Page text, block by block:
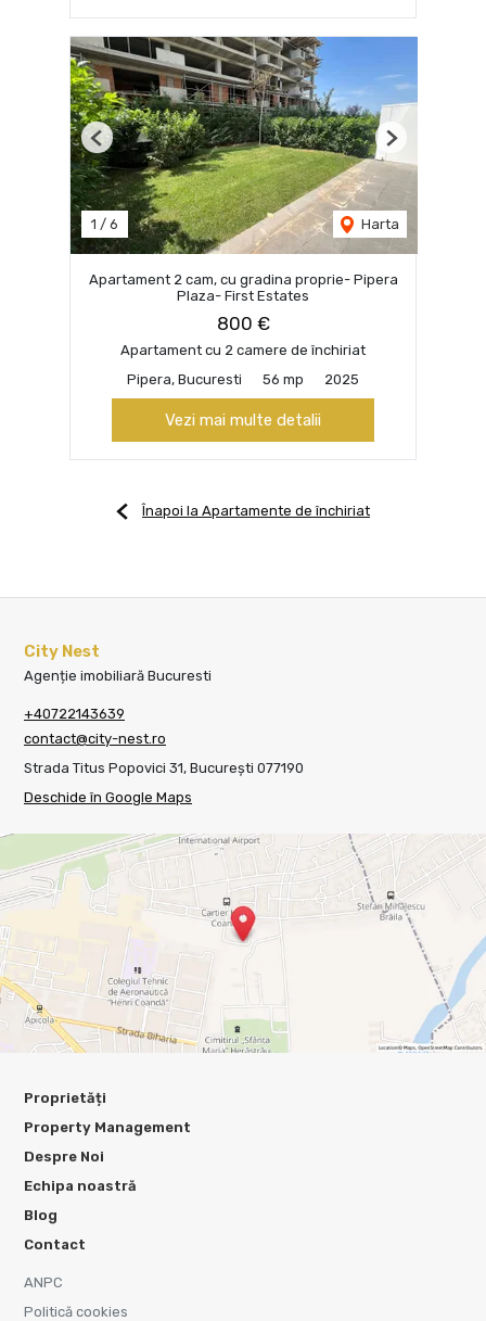
1 / 6 Harta
Previous Next
Apartament 2 cam, cu gradina proprie- Pipera
Plaza- First Estates
800 €
Apartament cu 2 camere de închiriat
Pipera, Bucuresti
56 mp 2025
Vezi mai multe detalii
Înapoi la Apartamente de închiriat
City Nest
Agenție imobiliară Bucuresti
+40722143639
contact@city-nest.ro
Strada Titus Popovici 31, București 077190
Deschide în Google Maps
Proprietăți
Property Management
Despre Noi
Echipa noastră
Blog
Contact
ANPC
Politică cookies